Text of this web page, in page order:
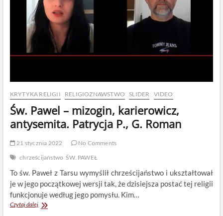
KRYTYKA RELIGII RELIGIOZNAWSTWO SLIDER VIDEO
Św. Pawel – mizogin, karierowicz,
antysemita. Patrycja P., G. Roman
21 stycznia 2022
No Comments
chrześcijaństwo ŚW. PAWEŁ
To św. Paweł z Tarsu wymyślił chrześcijaństwo i ukształtował
je w jego początkowej wersji tak, że dzisiejsza postać tej religii
funkcjonuje według jego pomysłu. Kim…
Czytaj dalejŚw.